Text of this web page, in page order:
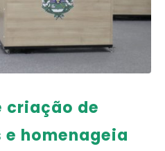
criação de
homenageia